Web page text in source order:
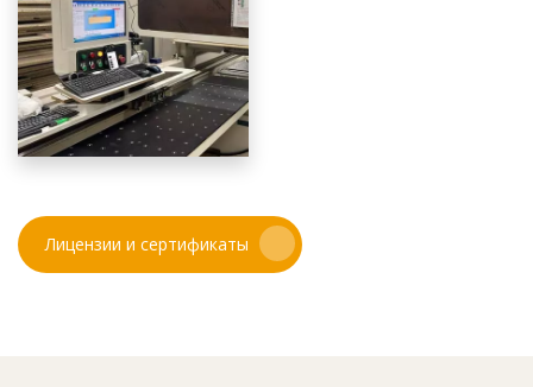
Лицензии и сертификаты